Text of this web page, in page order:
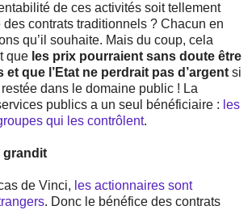
de ces activités soit tellement
contrats traditionnels ? Chacun en
qu’il souhaite. Mais du coup, cela
que les prix pourraient sans doute être
et que l’Etat ne perdrait pas d’argent si
restée dans le domaine public ! La
publics a un seul bénéficiaire : les
qui les contrôlent.
grandit
de Vinci, les actionnaires sont
. Donc le bénéfice des contrats